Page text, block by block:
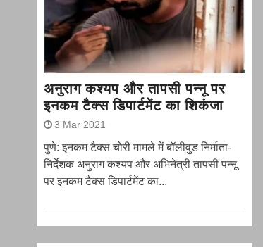
अनुराग कश्यप और तापसी पन्नू पर
इनकम टैक्स डिपार्टमेंट का शिकंजा
3 Mar 2021
पुणे: इनकम टैक्स चोरी मामले में बॉलीवुड निर्माता-
निर्देशक अनुराग कश्यप और अभिनेत्री तापसी पन्नू
पर इनकम टैक्स डिपार्टमेंट का...